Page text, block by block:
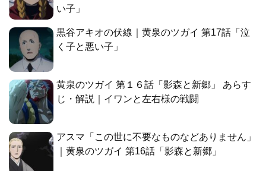
い子」
黒谷アキオの伏線｜黄泉のツガイ 第17話「泣
く子と悪い子」
黄泉のツガイ 第１６話「影森と新郷」 あらす
じ・解説｜イワンと左右様の戦闘
アスマ「この世に不要なものなどありません」
｜黄泉のツガイ 第16話「影森と新郷」